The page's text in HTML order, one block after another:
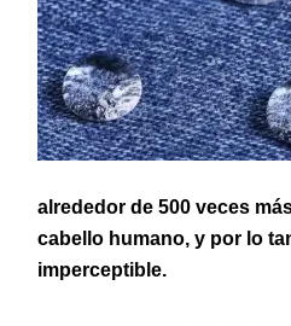
alrededor de 500 veces
cabello humano, y por lo
imperceptible.